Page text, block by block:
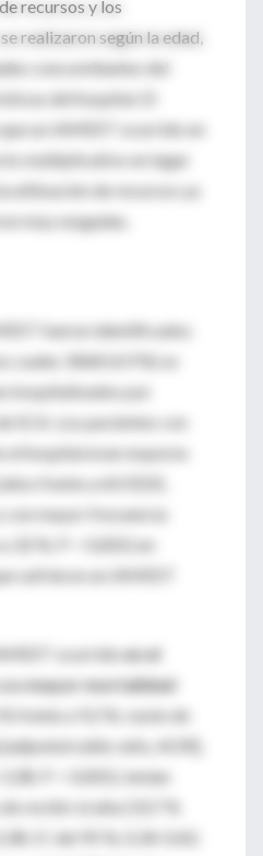
recursos y los
realizaron según la edad,
concomitantes del
del hospital. El
un IAMEST ocurrido en
multiplicativo en lugar
utilización de recursos ya
muy sesgadas.
fueron identificados
cuales 3068 (4,9 %) se
hospitalizados por
SCA. Los pacientes con
hospital eran mayores
frente a 64,9 [DE,
con mayor frecuencia
32 %; P < 0,001) en
sufrieron un IAMEST
ocurridoen el
mayor mortalidad
frente a 9,2 %; razón de
odds ratio, AOR],
P < 0,001), tenían
recibir el alta (33,7 %
IC del 95 %, 0,34-0,42;